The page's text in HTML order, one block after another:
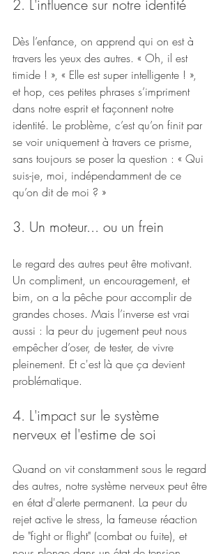
2. L'influence sur notre identité
Dès l’enfance, on apprend qui on est à
travers les yeux des autres. « Oh, il est
timide ! », « Elle est super intelligente ! »,
et hop, ces petites phrases s’impriment
dans notre esprit et façonnent notre
identité. Le problème, c’est qu’on finit par
se voir uniquement à travers ce prisme,
sans toujours se poser la question : « Qui
suis-je, moi, indépendamment de ce
qu’on dit de moi ? »
3. Un moteur... ou un frein
Le regard des autres peut être motivant.
Un compliment, un encouragement, et
bim, on a la pêche pour accomplir de
grandes choses. Mais l’inverse est vrai
aussi : la peur du jugement peut nous
empêcher d’oser, de tester, de vivre
pleinement. Et c'est là que ça devient
problématique.
4. L'impact sur le système
nerveux et l'estime de soi
Quand on vit constamment sous le regard
des autres, notre système nerveux peut être
en état d'alerte permanent. La peur du
rejet active le stress, la fameuse réaction
de "fight or flight" (combat ou fuite), et